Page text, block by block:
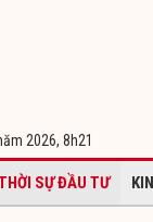
2026, 8h21
SỰ ĐẦU TƯ